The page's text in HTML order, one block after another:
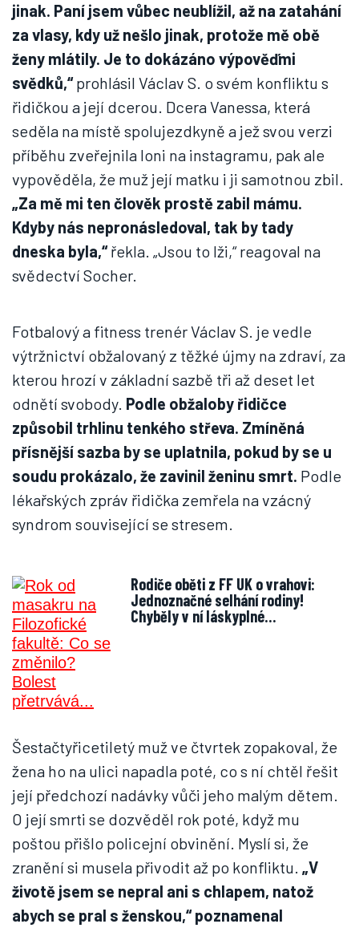
jinak. Paní jsem vůbec neublížil, až na zatahání
za vlasy, kdy už nešlo jinak, protože mě obě
ženy mlátily. Je to dokázáno výpověďmi
svědků,“prohlásil Václav S. o svém konfliktu s
řidičkou a její dcerou. Dcera Vanessa, která
seděla na místě spolujezdkyně a jež svou verzi
příběhu zveřejnila loni na instagramu, pak ale
vypověděla, že muž její matku i ji samotnou zbil.
„Za mě mi ten člověk prostě zabil mámu.
Kdyby nás nepronásledoval, tak by tady
dneska byla,“řekla. „Jsou to lži,“ reagoval na
svědectví Socher.
Fotbalový a fitness trenér Václav S. je vedle
výtržnictví obžalovaný z těžké újmy na zdraví, za
kterou hrozí v základní sazbě tři až deset let
odnětí svobody. Podle obžaloby řidičce
způsobil trhlinu tenkého střeva. Zmíněná
přísnější sazba by se uplatnila, pokud by se u
soudu prokázalo, že zavinil ženinu smrt. Podle
lékařských zpráv řidička zemřela na vzácný
syndrom související se stresem.
Rodiče oběti z FF UK o vrahovi:
Jednoznačné selhání rodiny!
Chyběly v ní láskyplné…
Šestačtyřicetiletý muž ve čtvrtek zopakoval, že
žena ho na ulici napadla poté, co s ní chtěl řešit
její předchozí nadávky vůči jeho malým dětem.
O její smrti se dozvěděl rok poté, když mu
poštou přišlo policejní obvinění. Myslí si, že
zranění si musela přivodit až po konfliktu. „V
životě jsem se nepral ani s chlapem, natož
abych se pral s ženskou,“ poznamenal